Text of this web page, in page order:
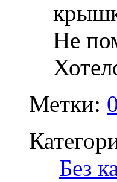
Не
Метки:
Без